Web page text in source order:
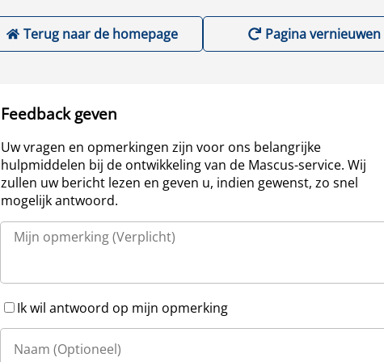
Terug naar de homepage Pagina vernieuwen
Feedback geven
Uw vragen en opmerkingen zijn voor ons belangrijke
hulpmiddelen bij de ontwikkeling van de Mascus-service. Wij
zullen uw bericht lezen en geven u, indien gewenst, zo snel
mogelijk antwoord.
Ik wil antwoord op mijn opmerking